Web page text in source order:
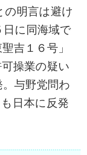
明言は避け
に同海域で
吉１６号」
操業の疑い
与野党問わ
日本に反発